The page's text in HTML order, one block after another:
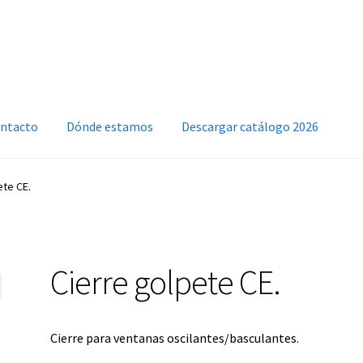
Dónde estamos Descargar catálogo 2026
CE.
Cierre golpete CE.
Cierre para ventanas oscilantes/basculantes.